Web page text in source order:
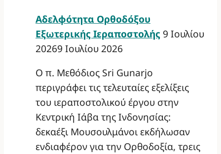
Αδελφότητα Ορθοδόξου
Εξωτερικής Ιεραποστολής 9 Ιουλίου
20269 Ιουλίου 2026
Ο π. Μεθόδιος Sri Gunarjo
περιγράφει τις τελευταίες εξελίξεις
του ιεραποστολικού έργου στην
Κεντρική Ιάβα της Ινδονησίας:
δεκαέξι Μουσουλμάνοι εκδήλωσαν
ενδιαφέρον για την Ορθοδοξία, τρεις